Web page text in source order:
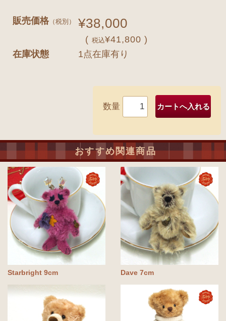
販売価格（税別） ¥38,000
(税込¥41,800 )
在庫状態 1点在庫有り
数量
おすすめ関連商品
Starbright 9cm Dave 7cm